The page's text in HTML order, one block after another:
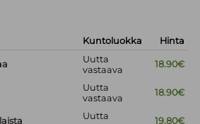
Kuntoluokka Hinta
Uutta
vastaava
18.90€
Uutta
vastaava
18.90€
Uutta
19.80€